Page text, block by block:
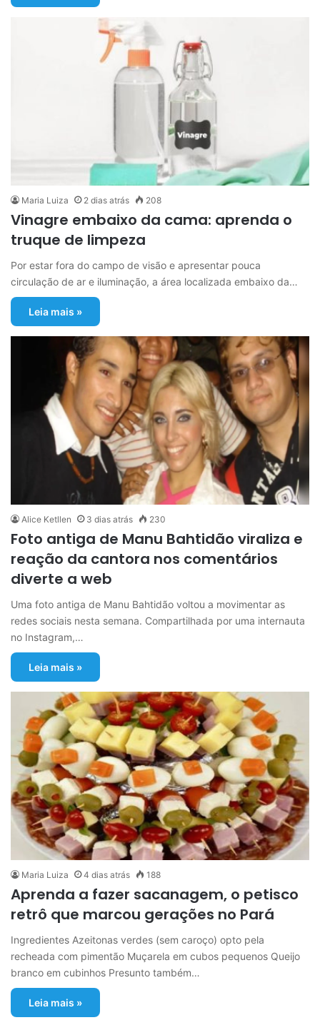
Maria Luiza 2 dias atrás 208
Vinagre embaixo da cama: aprenda o
truque de limpeza
Por estar fora do campo de visão e apresentar pouca
circulação de ar e iluminação, a área localizada embaixo da…
Leia mais »
Alice Ketllen 3 dias atrás 230
Foto antiga de Manu Bahtidão viraliza e
reação da cantora nos comentários
diverte a web
Uma foto antiga de Manu Bahtidão voltou a movimentar as
redes sociais nesta semana. Compartilhada por uma internauta
no Instagram,…
Leia mais »
Maria Luiza 4 dias atrás 188
Aprenda a fazer sacanagem, o petisco
retrô que marcou gerações no Pará
Ingredientes Azeitonas verdes (sem caroço) opto pela
recheada com pimentão Muçarela em cubos pequenos Queijo
branco em cubinhos Presunto também…
Leia mais »